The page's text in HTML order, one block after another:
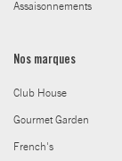
Assaisonnements
Nos marques
Club House
Gourmet Garden
French's